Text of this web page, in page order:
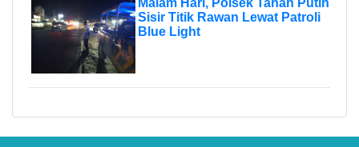
Sisir Titik Rawan Lewat Patroli
Blue Light